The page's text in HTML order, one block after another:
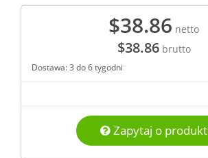
$38.86 netto
$38.86brutto
Dostawa: 3 do 6 tygodni
Zapytaj o produkt